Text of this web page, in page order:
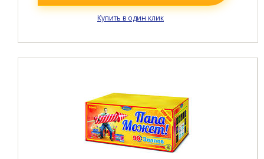
Купить в один клик